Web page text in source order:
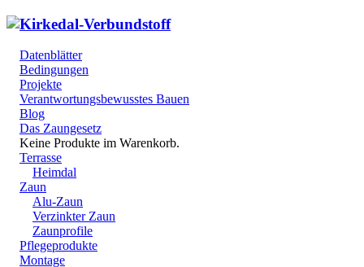
Datenblätter
Bedingungen
Projekte
Verantwortungsbewusstes Bauen
Blog
Das Zaungesetz
Keine Produkte im Warenkorb.
Terrasse
Heimdal
Zaun
Alu-Zaun
Verzinkter Zaun
Zaunprofile
Pflegeprodukte
Montage